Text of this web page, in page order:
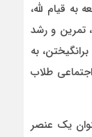
به قیام لله،
تمرین و رشد
به
طلاب
یک عنصر